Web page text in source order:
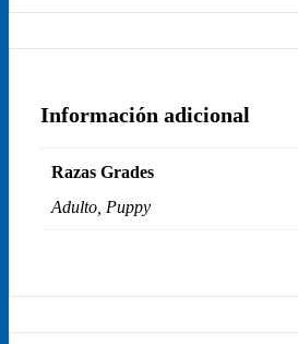
Información adicional
Razas Grades
Adulto, Puppy